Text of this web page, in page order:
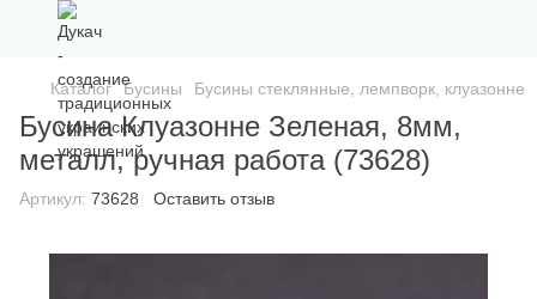
Каталог Бусины Бусины стеклянные, лемпворк, клуазонне
Бусина Клуазонне Зеленая, 8мм,
металл, ручная работа (73628)
Артикул: 73628 Оставить отзыв